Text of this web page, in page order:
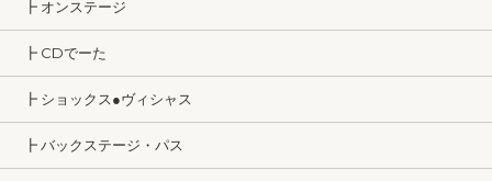
┣ オンステージ
┣ CDでーた
┣ ショックス●ヴィシャス
┣ バックステージ・パス